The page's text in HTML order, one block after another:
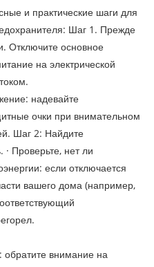
и практические шаги для
Шаг 1. Прежде
Отключите основное
на электрической
надевайте
очки при внимательном
Шаг 2: Найдите
Проверьте, нет ли
если отключается
вашего дома (например,
внимание на